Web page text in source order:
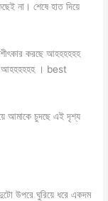
না। শেষে হাত দিয়ে
করছে আহহহহহহ
আহহহহহহ । best
আমাকে চুদছে এই দৃশ্য
দুটো উপরে ঘুরিয়ে ধরে একদম